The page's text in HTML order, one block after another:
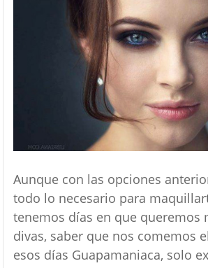
Aunque con las opciones
todo lo necesario para
tenemos días en que queremos
divas, saber que nos comemos
esos días Guapamaniaca, solo